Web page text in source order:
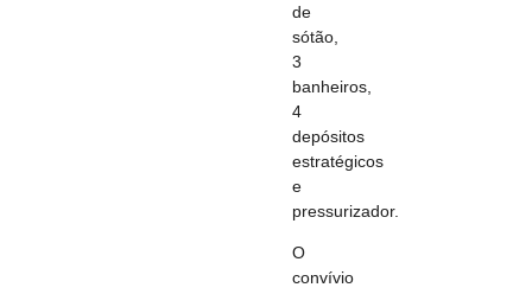
de
sótão,
3
banheiros,
4
depósitos
estratégicos
e
pressurizador.
O
convívio